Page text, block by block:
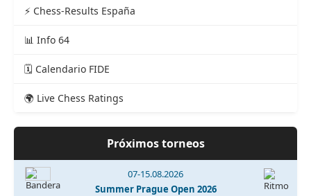
⚡ Chess-Results España
📊 Info 64
🗓️ Calendario FIDE
🌍 Live Chess Ratings
Próximos torneos
07-15.08.2026
Summer Prague Open 2026